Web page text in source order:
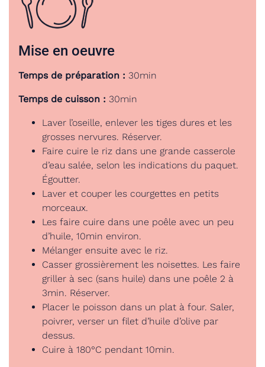
Mise en oeuvre
Temps de préparation : 30min
Temps de cuisson : 30min
Laver l’oseille, enlever les tiges dures et les
grosses nervures. Réserver.
Faire cuire le riz dans une grande casserole
d’eau salée, selon les indications du paquet.
Égoutter.
Laver et couper les courgettes en petits
morceaux.
Les faire cuire dans une poêle avec un peu
d’huile, 10min environ.
Mélanger ensuite avec le riz.
Casser grossièrement les noisettes. Les faire
griller à sec (sans huile) dans une poêle 2 à
3min. Réserver.
Placer le poisson dans un plat à four. Saler,
poivrer, verser un filet d’huile d’olive par
dessus.
Cuire à 180°C pendant 10min.